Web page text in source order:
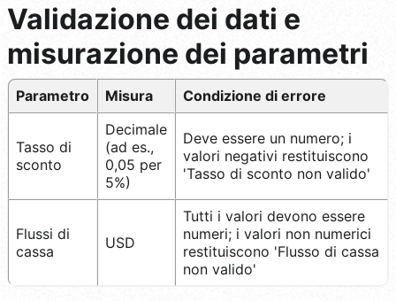
Validazione dei dati e
misurazione dei parametri
Parametro Misura Condizione di errore
Tasso di
sconto
Decimale
(ad es.,
0,05 per
5%)
Deve essere un numero; i
valori negativi restituiscono
'Tasso di sconto non valido'
Flussi di
cassa
USD
Tutti i valori devono essere
numeri; i valori non numerici
restituiscono 'Flusso di cassa
non valido'